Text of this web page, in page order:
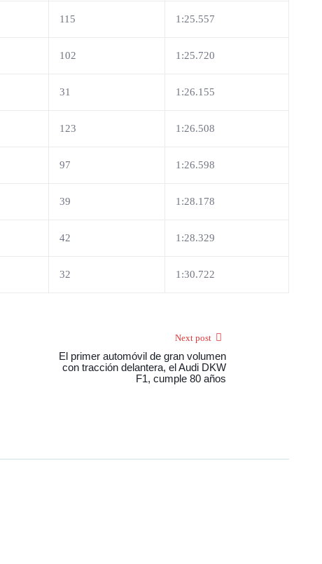
115 1:25.557
102 1:25.720
31 1:26.155
123 1:26.508
97 1:26.598
39 1:28.178
42 1:28.329
32 1:30.722
Next post
El primer automóvil de gran volumen
con tracción delantera, el Audi DKW
F1, cumple 80 años